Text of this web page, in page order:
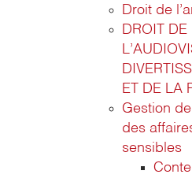
Droit de
DROIT DE
ET DE LA
Gestion
des
sensibles